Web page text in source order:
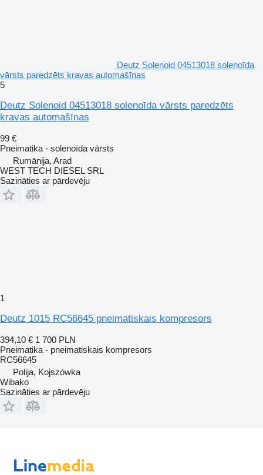
Deutz Solenoid 04513018 solenoīda
vārsts paredzēts kravas automašīnas
5
Deutz Solenoid 04513018 solenoīda vārsts paredzēts
kravas automašīnas
99 €
Pneimatika - solenoīda vārsts
Rumānija, Arad
WEST TECH DIESEL SRL
Sazināties ar pārdevēju
1
Deutz 1015 RC56645 pneimatiskais kompresors
394,10 € 1 700 PLN
Pneimatika - pneimatiskais kompresors
RC56645
Polija, Kojszówka
Wibako
Sazināties ar pārdevēju